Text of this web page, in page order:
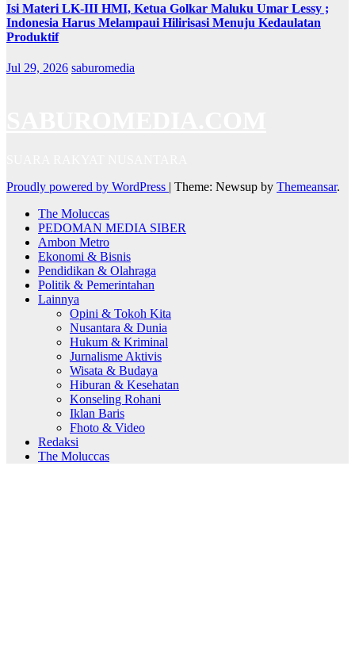
Isi Materi LK-III HMI, Ketua Golkar Maluku Umar Lessy ;
Indonesia Harus Melampaui Hilirisasi Menuju Kedaulatan
Produktif
Jul 29, 2026 saburomedia
Proudly powered by WordPress | Theme: Newsup by Themeansar.
The Moluccas
PEDOMAN MEDIA SIBER
Ambon Metro
Ekonomi & Bisnis
Pendidikan & Olahraga
Politik & Pemerintahan
Lainnya
Opini & Tokoh Kita
Nusantara & Dunia
Hukum & Kriminal
Jurnalisme Aktivis
Wisata & Budaya
Hiburan & Kesehatan
Konseling Rohani
Iklan Baris
Fhoto & Video
Redaksi
The Moluccas